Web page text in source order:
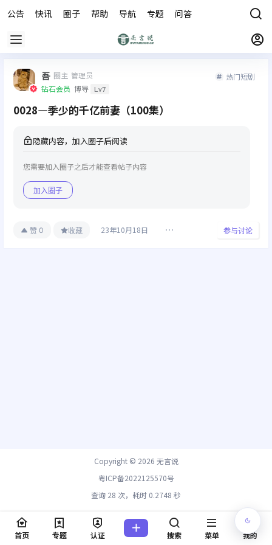
公告 快讯 圈子 帮助 导航 专题 问答
吾 圈主 管理员
钻石会员 博导 Lv7
热门短剧
0028—季少的千亿前妻（100集）
隐藏内容，加入圈子后阅读
您需要加入圈子之后才能查看帖子内容
加入圈子
赞 0 收藏 23年10月18日 参与讨论
Copyright © 2026 无言说
粤ICP备2022125570号
查询 28 次，耗时 0.2748 秒
首页 专题 认证 搜索 菜单 我的